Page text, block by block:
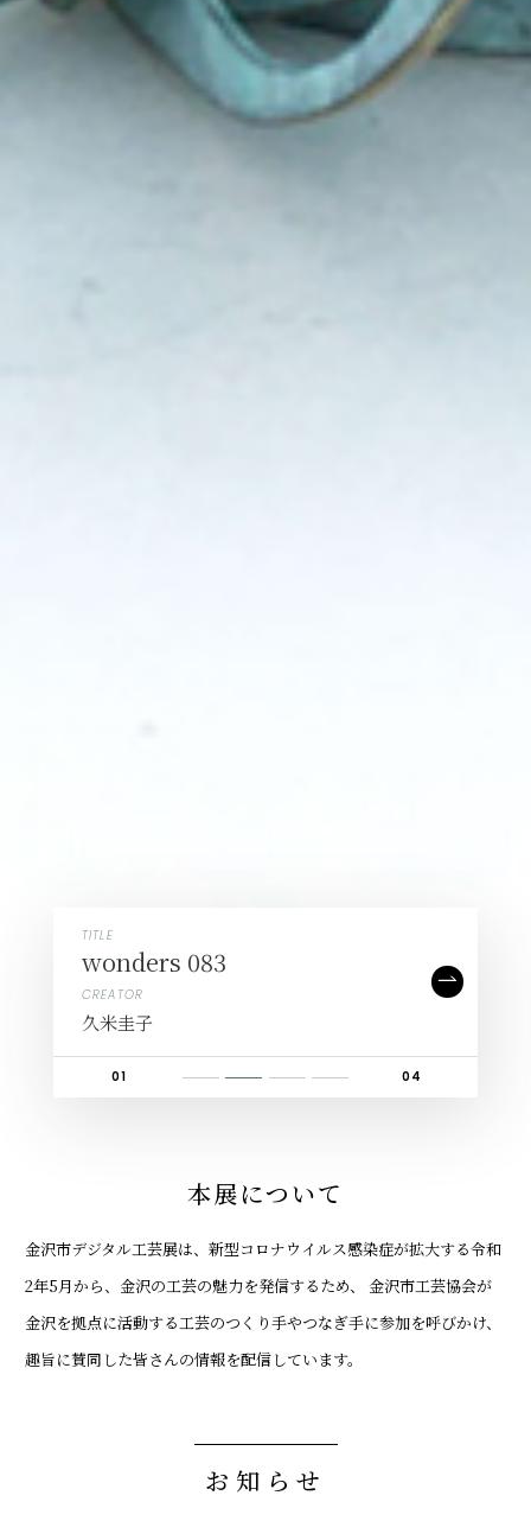
TITLE
星華
CREATOR
吉村茉莉
TITLE
wonders 083
CREATOR
久米圭子
TITLE
百千円環細中次
CREATOR
池田晃将
TITLE
硝像 -精神分析-
CREATOR
高木基栄
01 04
本展について
⾦沢市デジタル⼯芸展は、新型コロナウイルス感染症が拡⼤する令和
2年5⽉から、⾦沢の⼯芸の魅⼒を発信するため、
⾦沢市⼯芸協会が
⾦沢を拠点に活動する⼯芸のつくり⼿やつなぎ⼿に参加を呼びかけ、
趣旨に賛同した皆さんの情報を配信しています。
お知らせ